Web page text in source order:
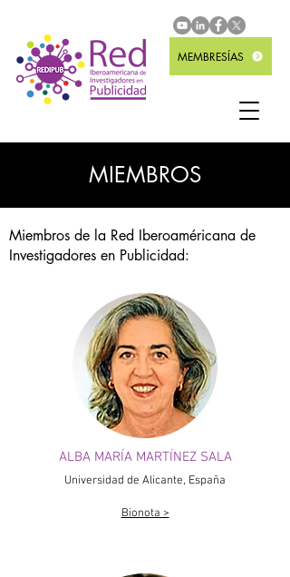
MEMBRESÍAS
MIEMBROS
Miembros de la Red Iberoaméricana de
Investigadores en Publicidad:
ALBA MARÍA MARTÍNEZ SALA
Universidad de Alicante, España
Bionota >